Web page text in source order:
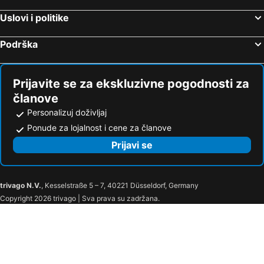
Hoteli Strobl
Hoteli Großgmain
Hoteli Eugendorf
Uslovi i politike
Podrška
Prijavite se za ekskluzivne pogodnosti za
članove
Personalizuj doživljaj
Ponude za lojalnost i cene za članove
Prijavi se
trivago N.V., Kesselstraße 5 – 7, 40221 Düsseldorf, Germany
Copyright 2026 trivago | Sva prava su zadržana.